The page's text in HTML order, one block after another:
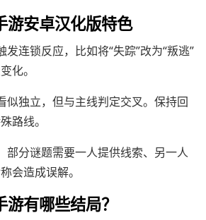
游安卓汉化版特色
连锁反应，比如将“失踪”改为“叛逃”
化。
似独立，但与主线判定交叉。保持回
路线。
部分谜题需要一人提供线索、另一人
会造成误解。
有哪些结局？